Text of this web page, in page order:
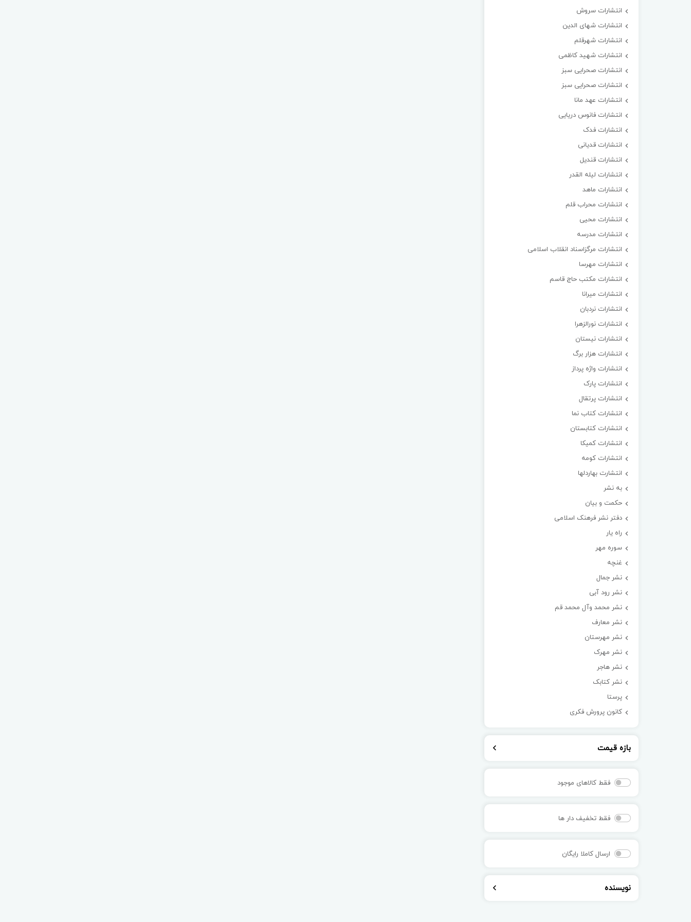
انتشارات سروش
انتشارات شهای الدین
انتشارات شهرقلم
انتشارات شهید کاظمی
انتشارات صحرایی سبز
انتشارات صحرایی سبز
انتشارات عهد مانا
انتشارات فانوس دریایی
انتشارات فدک
انتشارات قدیانی
انتشارات قندیل
انتشارات لیله القدر
انتشارات ماهد
انتشارات محراب قلم
انتشارات محیی
انتشارات مدرسه
انتشارات مرگزاسناد انقلاب اسلامی
انتشارات مهرسا
انتشارات مکتب حاج قاسم
انتشارات میرانا
انتشارات نردبان
انتشارات نورالزهرا
انتشارات نیستان
انتشارات هزار برگ
انتشارات واژه پرداز
انتشارات پارک
انتشارات پرتقال
انتشارات کتاب نما
انتشارات کتابستان
انتشارات کمیکا
انتشارات کومه
انتشارت بهاردلها
به نشر
حکمت و بیان
دفتر نشر فرهنک اسلامی
راه یار
سوره مهر
غنچه
نشر جمال
نشر رود آبی
نشر محمد وآل محمد قم
نشر معارف
نشر مهرستان
نشر مهرک
نشر هاجر
نشر کتابک
پرستا
کانون پرورش فکری
بازه قیمت
فقط کالاهای موجود
فقط تخفیف دار ها
ارسال کاملا رایگان
نویسنده